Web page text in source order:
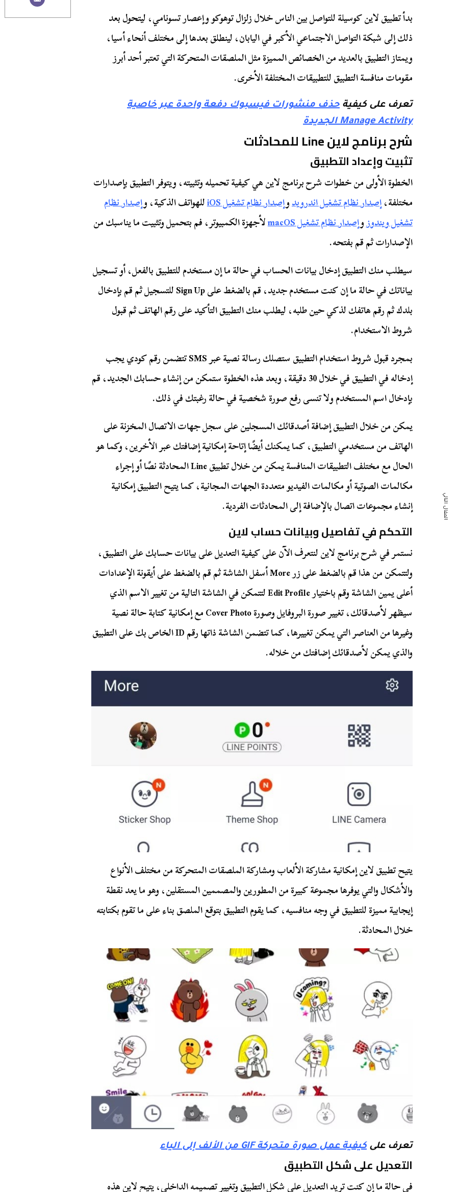
بدأ تطبيق لاين كوسيلة للتواصل بين الناس خلال زلزال توهوكو وإعصار تسونامي، ليتحول بعد
ذلك إلى شبكة التواصل الاجتماعي الأكبر في اليابان، لينطلق بعدها إلى مختلف أنحاء أسيا،
ويمتاز التطبيق بالعديد من الخصائص المميزة مثل الملصقات المتحركة التي تعتبر أحد أبرز
مقومات منافسة التطبيق للتطبيقات المختلفة الأخرى.
تعرف على كيفية حذف منشورات فيسبوك دفعة واحدة عبر خاصية
Manage Activity الجديدة
شرح برنامج لاين Line للمحادثات
تثبيت وإعداد التطبيق
الخطوة الأولى من خطوات شرح برنامج لاين هي كيفية تحميله وتثبيته، ويتوفر التطبيق بإصدارات
مختلفة،إصدار نظام تشغيل اندرويدوإصدار نظام تشغيل iOS للهواتف الذكية، وإصدار نظام
تشغيل ويندوزوإصدار نظام تشغيل macOS
لأجهزة الكمبيوتر، فم بتحميل وتثبيت ما يناسبك من
الإصدارات ثم قم بفتحه.
سيطلب منك التطبيق إدخال بيانات الحساب في حالة ما إن مستخدم للتطبيق بالفعل، أو تسجيل
بياناتك في حالة ما إن كنت مستخدم جديد، قم بالضغط على Sign Up للتسجيل ثم قم بإدخال
بلدك ثم رقم هاتفك لذكي حين طلبه، ليطلب منك التطبيق التأكيد على رقم الهاتف ثم قبول
شروط الاستخدام.
بمجرد قبول شروط استخدام التطبيق ستصلك رسالة نصية عبر SMS تتضمن رقم كودي يجب
إدخاله في التطبيق في خلال 30 دقيقة، وبعد هذه الخطوة ستمكن من إنشاء حسابك الجديد، قم
بإدخال اسم المستخدم ولا تنسى رفع صورة شخصية في حالة رغبتك في ذلك.
يمكن من خلال التطبيق إضافة أصدقائك المسجلين على سجل جهات الاتصال المخزنة على
الهاتف من مستخدمي التطبيق، كما يمكنك أيضًا إتاحة إمكانية إضافتك عبر الأخرين، وكما هو
الحال مع مختلف التطبيقات المنافسة يمكن من خلال تطبيق Line المحادثة نصًا أو إجراء
مكالمات الصوتية أو مكالمات الفيديو متعددة الجهات المجانية، كما يتيح التطبيق إمكانية
إنشاء مجموعات اتصال بالإضافة إلى المحادثات الفردية.
التحكم في تفاصيل وبيانات حساب لاين
نستمر في شرح برنامج لاين لنتعرف الآن على كيفية التعديل على بيانات حسابك على التطبيق،
ولتتمكن من هذا قم بالضغط على زر More أسفل الشاشة ثم قم بالضغط على أيقونة الإعدادات
أعلى يمين الشاشة وقم باختيار Edit Profile لتتمكن في الشاشة التالية من تغيير الاسم الذي
سيظهر لأصدقائك، تغيير صورة البروفايل وصورة Cover Photo مع إمكانية كتابة حالة نصية
وغيرها من العناصر التي يمكن تغييرها، كما تتضمن الشاشة ذاتها رقم ID الخاص بك على التطبيق
والذي يمكن لأصدقائك إضافتك من خلاله.
يتيح تطبيق لاين إمكانية مشاركة الألعاب ومشاركة الملصقات المتحركة من مختلف الأنواع
والأشكال والتي يوفرها مجموعة كبيرة من المطورين والمصممين المستقلين، وهو ما يعد نقطة
إيجابية مميزة للتطبيق في وجه منافسيه، كما يقوم التطبيق بتوقع الملصق بناء على ما تقوم بكتابته
خلال المحادثة.
تعرف على كيفية عمل صورة متحركة GIF من الألف إلى الياء
التعديل على شكل التطبيق
في حالة ما إن كنت تريد التعديل على شكل التطبيق وتغيير تصميمه الداخلي، يتيح لاين هذه
المقال التالي